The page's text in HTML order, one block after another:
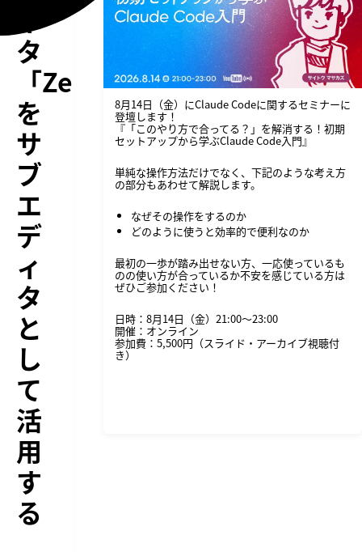
ィ
タ
「Zed」
を
サ
ブ
エ
デ
ィ
タ
と
し
て
活
用
す
る
8月14日（金）にClaude Codeに関するセミナーに
登壇します！
『「このやり方で合ってる？」を解消する！初期
セットアップから学ぶClaude Code入門』
単純な操作方法だけでなく、下記のような考え方
の部分もあわせて解説します。
なぜその操作をするのか
どのように使うと効率的で便利なのか
最初の一歩が踏み出せない方、一応使っているも
のの使い方が合っているか不安を感じている方は
ぜひご参加ください！
日時：8月14日（金）21:00〜23:00
開催：オンライン
参加費：5,500円（スライド・アーカイブ視聴付
き）